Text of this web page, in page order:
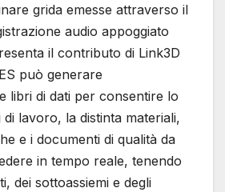
grida emesse attraverso il
audio appoggiato
il contributo di Link3D
può generare
libri di dati per consentire lo
lavoro, la distinta materiali,
e i documenti di qualità da
in tempo reale, tenendo
dei sottoassiemi e degli